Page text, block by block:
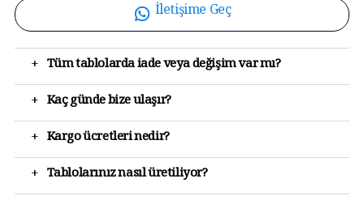
İletişime Geç
+ Tüm tablolarda iade veya değişim var mı?
+ Kaç günde bize ulaşır?
+ Kargo ücretleri nedir?
+ Tablolarınız nasıl üretiliyor?